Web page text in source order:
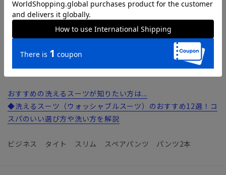
【ショップインブランド】 COMMUTECH（コミューテッ
多様性や利便性（機能・ファッション性）、テレワークなど
様々な切り口へフォーカスしたオフィススタイルコンテンツで
す。
おすすめの洗えるスーツが知りたい方は...
◆洗えるスーツ（ウォッシャブルスーツ）のおすすめ12選！コ
スパのいい選び方や洗い方を解説
ビジネス タイト スリム スペアパンツ パンツ2本